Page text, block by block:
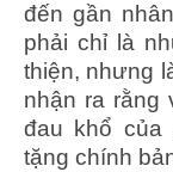
đến gần
phải chỉ là
thiện, nhưng
nhận ra rằng
đau khổ của
tặng chính